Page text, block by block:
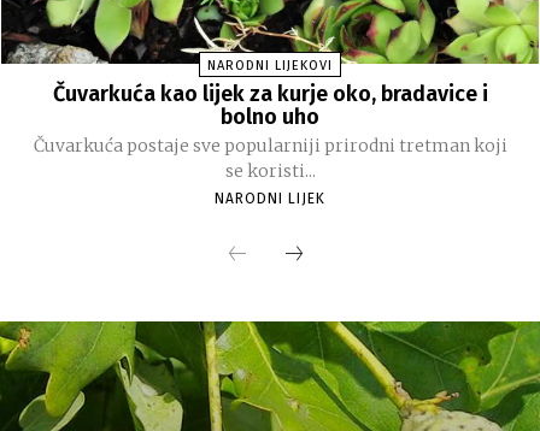
NARODNI LIJEKOVI
Čuvarkuća kao lijek za kurje oko, bradavice i
bolno uho
Čuvarkuća postaje sve popularniji prirodni tretman koji
se koristi...
NARODNI LIJEK